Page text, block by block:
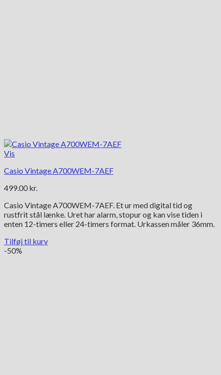
Vis
Casio Vintage A700WEM-7AEF
499.00 kr.
Casio Vintage A700WEM-7AEF. Et ur med digital tid og
rustfrit stål lænke. Uret har alarm, stopur og kan vise tiden i
enten 12-timers eller 24-timers format. Urkassen måler 36mm.
Tilføj til kurv
-50%